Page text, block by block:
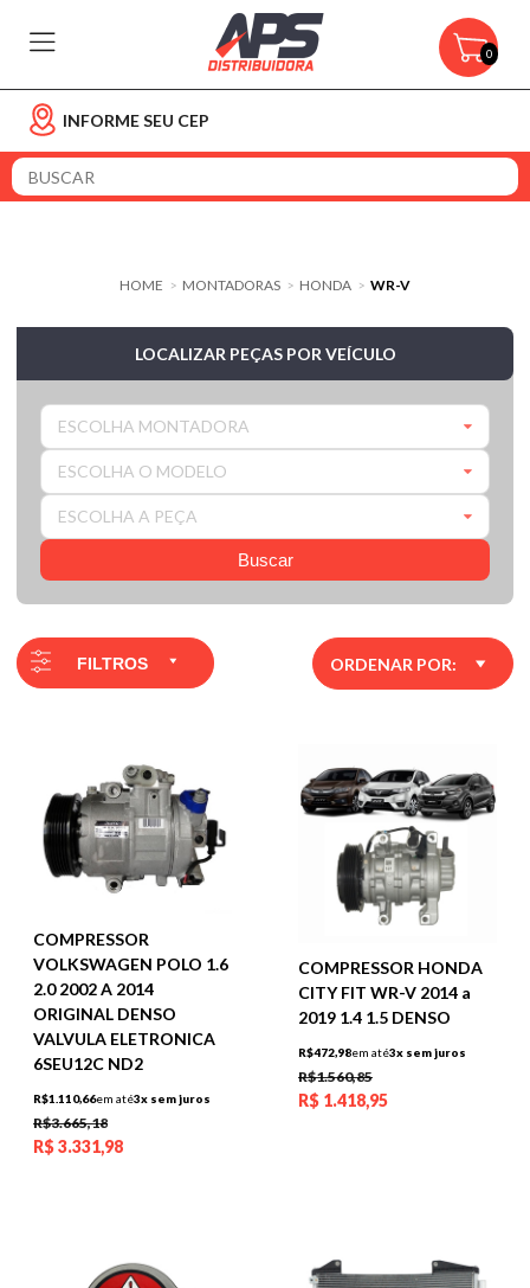
0
INFORME SEU CEP
HOME > MONTADORAS > HONDA > WR-V
LOCALIZAR PEÇAS POR VEÍCULO
ESCOLHA MONTADORA
ESCOLHA O MODELO
ESCOLHA A PEÇA
Buscar
FILTROS ORDENAR POR:
COMPRESSOR
VOLKSWAGEN POLO 1.6
2.0 2002 A 2014
ORIGINAL DENSO
VALVULA ELETRONICA
6SEU12C ND2
R$1.110,66em até3x sem juros
R$3.665,18
R$3.331,98
COMPRESSOR HONDA
CITY FIT WR-V 2014 a
2019 1.4 1.5 DENSO
R$472,98em até3x sem juros
R$1.560,85
R$ 1.418,95